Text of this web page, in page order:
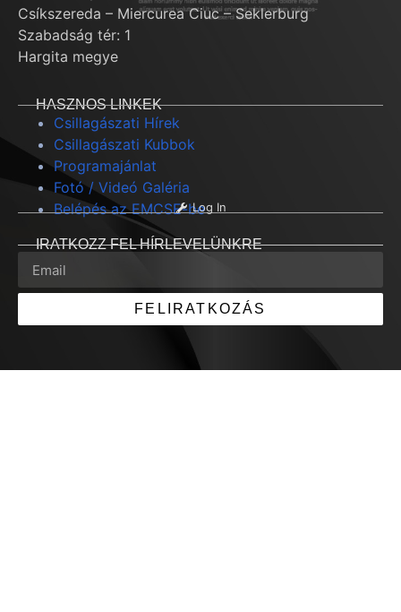
Csíkszereda – Miercurea Ciuc – Seklerburg
Szabadság tér: 1
Hargita megye
HASZNOS LINKEK
Csillagászati Hírek
Csillagászati Kubbok
Programajánlat
Fotó / Videó Galéria
Belépés az EMCSE-beLog In
IRATKOZZ FEL HÍRLEVELÜNKRE
FELIRATKOZÁS